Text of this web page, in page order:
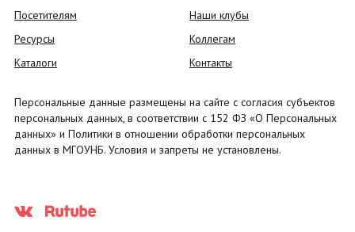
Посетителям
Ресурсы
Каталоги
Наши клубы
Коллегам
Контакты
Персональные данные размещены на сайте с согласия субъектов
персональных данных, в соответствии с 152 ФЗ «О Персональных
данных» и Политики в отношении обработки персональных
данных в МГОУНБ. Условия и запреты не установлены.